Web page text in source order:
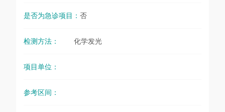
是否为急诊项目： 否
检测方法： 化学发光
项目单位：
参考区间：